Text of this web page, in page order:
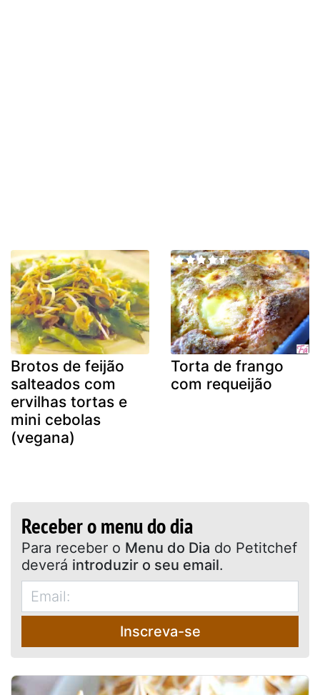
Brotos de feijão
salteados com
ervilhas tortas e
mini cebolas
(vegana)
Torta de frango
com requeijão
Receber o menu do dia
Para receber o Menu do Dia do Petitchef
deverá introduzir o seu email.
Inscreva-se